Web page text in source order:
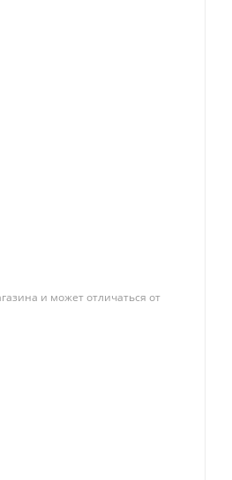
и может отличаться от